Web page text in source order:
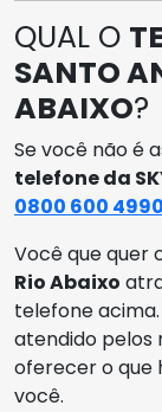
QUAL O
SANTO
ABAIXO?
Se você não é
telefone da
0800 600 4990
Você que quer
Rio Abaixo
telefone
atendido pelos
oferecer o que
você.